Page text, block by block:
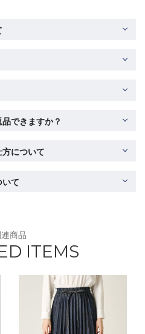
できますか？
について
いて
商品
ITEMS